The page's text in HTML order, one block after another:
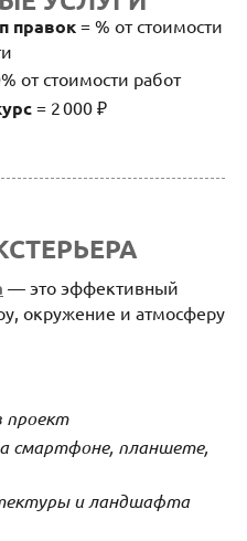
правок = % от стоимости
от стоимости работ
= 2 000 ₽
— это эффективный
окружение и атмосферу
проект
смартфоне, планшете,
и ландшафта